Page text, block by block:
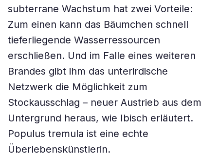
subterrane Wachstum hat zwei Vorteile:
Zum einen kann das Bäumchen schnell
tieferliegende Wasserressourcen
erschließen. Und im Falle eines weiteren
Brandes gibt ihm das unterirdische
Netzwerk die Möglichkeit zum
Stockausschlag – neuer Austrieb aus dem
Untergrund heraus, wie Ibisch erläutert.
Populus tremula ist eine echte
Überlebenskünstlerin.